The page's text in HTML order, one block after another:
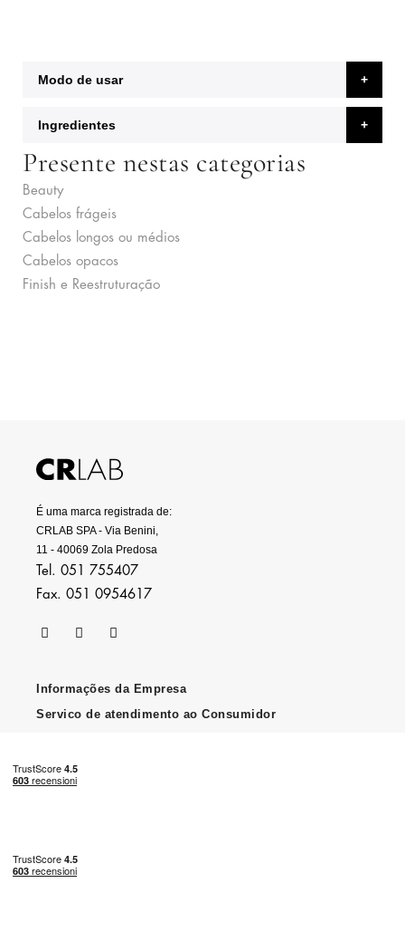
Modo de usar
Ingredientes
Presente nestas categorias
Beauty
Cabelos frágeis
Cabelos longos ou médios
Cabelos opacos
Finish e Reestruturação
É uma marca registrada de:
CRLAB SPA - Via Benini,
11 - 40069 Zola Predosa
Tel. 051 755407
Fax. 051 0954617
Informações da Empresa
Servico de atendimento ao Consumidor